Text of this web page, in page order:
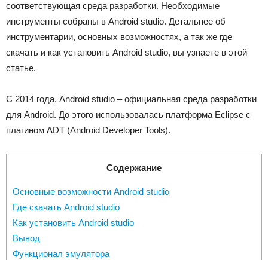
соответствующая среда разработки. Необходимые
инструменты собраны в Android studio. Детальнее об
инструментарии, основных возможностях, а так же где
скачать и как установить Android studio, вы узнаете в этой
статье.
С 2014 года, Android studio – официальная среда разработки
для Android. До этого использовалась платформа Eclipse с
плагином ADT (Android Developer Tools).
Содержание
Основные возможности Android studio
Где скачать Android studio
Как установить Android studio
Вывод
Функционал эмулятора